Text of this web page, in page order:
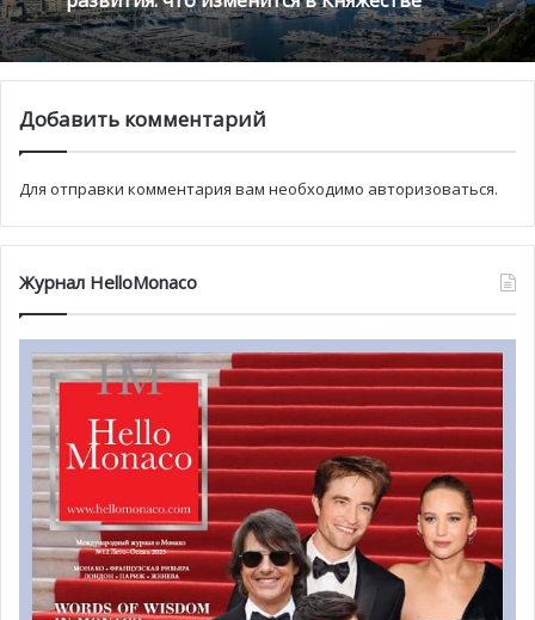
также присутствует княжеская семья.
19 ноября – нерабочий день в княжестве.
Церемонии начинаются с утренней торжественной
мессы в главном соборе Монако в присутствии
княжеской семьи, так как католицизм является
присутствует на вручении наград во Дворе почета,
после чего проходит парад войск.
свою верность и признательность князю. Семья
Гримальди является хозяйкой Скалыс 1297 года, и они
смогли сохранить свою независимость в течение
нескольких веков, несмотря на все перевороты на карте
Европы. Конечно, за исключением периода Французской
Империи, кода Монако было присоединено к Франции.
Затем ООН выделило отдельное кресло для страны.
В ближайшее после 19 ноября воскресенье в Монако –
день Святой Сесиль, покровительницы музыкантов.
В рамках национального праздника Мэрия Монако
организует различные спектакли и приглашает всех в
Добавить комментарий
Для отправки комментария вам необходимо авторизоваться.
Журнал HelloMonaco